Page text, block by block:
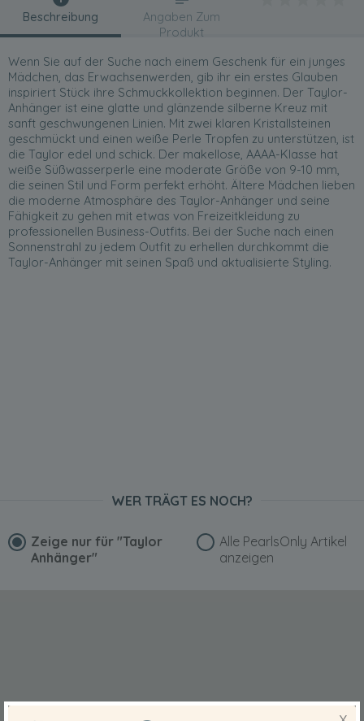
Beschreibung
Wenn Sie auf der Suche nach einem Geschenk für ein junges
Mädchen, das Erwachsenwerden, gib ihr ein erstes Glauben
inspiriert Stück ihre Schmuckkollektion beginnen. Der Taylor-
Anhänger ist eine glatte und glänzende silberne Kreuz mit
sanft geschwungenen Linien. Mit zwei klaren Kristallsteinen
geschmückt und einen weiße Perle Tropfen zu unterstützen, ist
die Taylor edel und schick. Der makellose, AAAA-Klasse hat
weiße Süßwasserperle eine moderate Größe von 9-10 mm,
die seinen Stil und Form perfekt erhöht. Ältere Mädchen lieben
die moderne Atmosphäre des Taylor-Anhänger und seine
Fähigkeit zu gehen mit etwas von Freizeitkleidung zu
professionellen Business-Outfits. Bei der Suche nach einen
Sonnenstrahl zu jedem Outfit zu erhellen durchkommt die
Taylor-Anhänger mit seinen Spaß und aktualisierte Styling.
Angaben Zum
Produkt
WER TRÄGT ES NOCH?
Zeige nur für "Taylor
Anhänger"
Alle PearlsOnly Artikel
anzeigen